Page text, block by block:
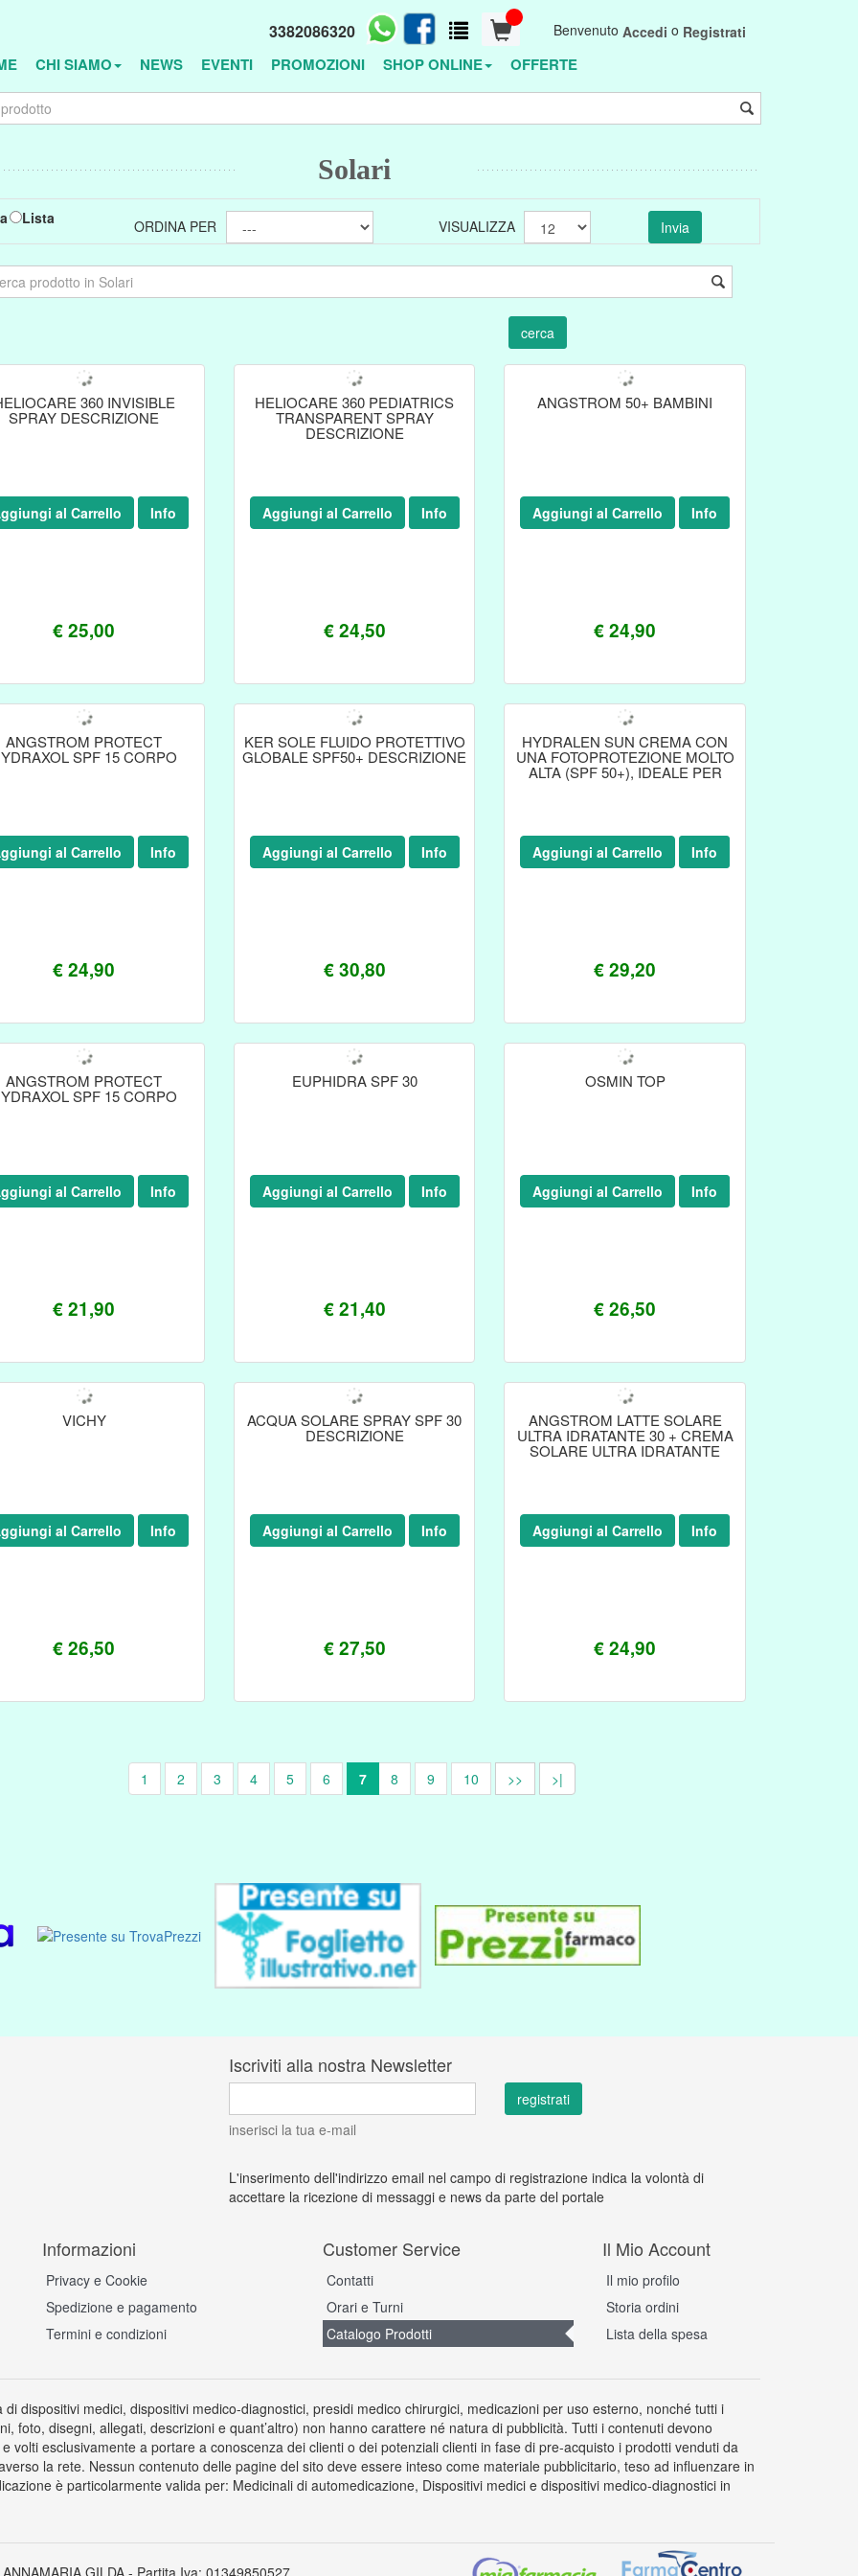
Benvenuto Accedi o Registrati
3382086320
CHI SIAMO NEWS EVENTI PROMOZIONI SHOP ONLINE OFFERTE
Solari
Lista ORDINA PER VISUALIZZA
360 INVISIBLE
SPRAY DESCRIZIONE
€ 25,00
al Carrello Info
HELIOCARE 360 PEDIATRICS
TRANSPARENT SPRAY
DESCRIZIONE
€ 24,50
Aggiungi al Carrello Info
ANGSTROM 50+ BAMBINI
€ 24,90
Aggiungi al Carrello Info
ANGSTROM PROTECT
SPF 15 CORPO
€ 24,90
al Carrello Info
KER SOLE FLUIDO PROTETTIVO
GLOBALE SPF50+ DESCRIZIONE
€ 30,80
Aggiungi al Carrello Info
HYDRALEN SUN CREMA CON
UNA FOTOPROTEZIONE MOLTO
ALTA (SPF 50+), IDEALE PER
€ 29,20
Aggiungi al Carrello Info
ANGSTROM PROTECT
SPF 15 CORPO
€ 21,90
al Carrello Info
EUPHIDRA SPF 30
€ 21,40
Aggiungi al Carrello Info
OSMIN TOP
€ 26,50
Aggiungi al Carrello Info
VICHY
€ 26,50
al Carrello Info
ACQUA SOLARE SPRAY SPF 30
DESCRIZIONE
€ 27,50
Aggiungi al Carrello Info
ANGSTROM LATTE SOLARE
ULTRA IDRATANTE 30 + CREMA
SOLARE ULTRA IDRATANTE
€ 24,90
Aggiungi al Carrello Info
1 2 3 4 5 6 7 8 9 10 >> >|
Iscriviti alla nostra Newsletter
inserisci la tua e-mail
L'inserimento dell'indirizzo email nel campo di registrazione indica la volontà di
accettare la ricezione di messaggi e news da parte del portale
Informazioni
Privacy e Cookie
Spedizione e pagamento
Termini e condizioni
Customer Service
Contatti
Orari e Turni
Catalogo Prodotti
Il Mio Account
Il mio profilo
Storia ordini
Lista della spesa
dispositivi medici, dispositivi medico-diagnostici, presidi medico chirurgici, medicazioni per uso esterno, nonché tutti i
foto, disegni, allegati, descrizioni e quant’altro) non hanno carattere né natura di pubblicità. Tutti i contenuti devono
volti esclusivamente a portare a conoscenza dei clienti o dei potenziali clienti in fase di pre-acquisto i prodotti venduti da
la rete. Nessun contenuto delle pagine del sito deve essere inteso come materiale pubblicitario, teso ad influenzare in
è particolarmente valida per: Medicinali di automedicazione, Dispositivi medici e dispositivi medico-diagnostici in
GILDA - Partita Iva: 01349850527